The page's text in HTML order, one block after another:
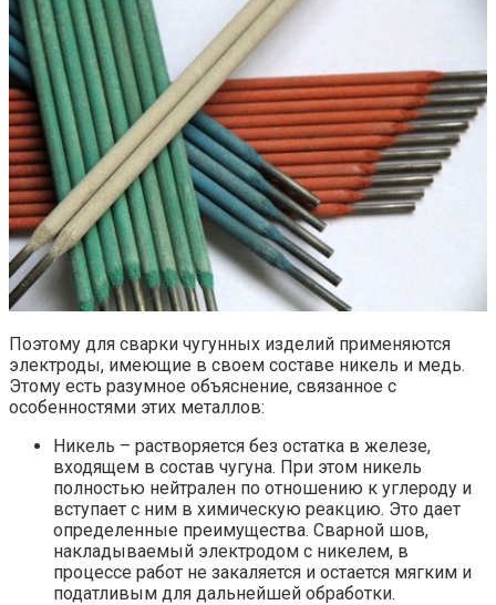
Поэтому для сварки чугунных изделий применяются
электроды, имеющие в своем составе никель и медь.
Этому есть разумное объяснение, связанное с
особенностями этих металлов:
Никель – растворяется без остатка в железе,
входящем в состав чугуна. При этом никель
полностью нейтрален по отношению к углероду и
вступает с ним в химическую реакцию. Это дает
определенные преимущества. Сварной шов,
накладываемый электродом с никелем, в
процессе работ не закаляется и остается мягким и
податливым для дальнейшей обработки.